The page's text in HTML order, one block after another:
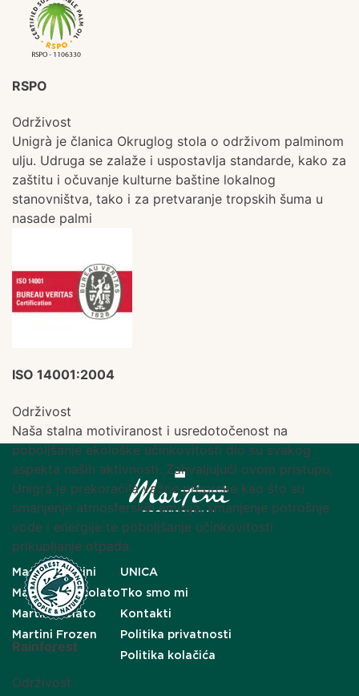
RSPO
Održivost
Unigrà je članica Okruglog stola o održivom palminom
ulju. Udruga se zalaže i uspostavlja standarde, kako za
zaštitu i očuvanje kulturne baštine lokalnog
stanovništva, tako i za pretvaranje tropskih šuma u
nasade palmi
ISO 14001:2004
Održivost
Naša stalna motiviranost i usredotočenost na
poboljšanje ekološke učinkovitosti dio su svakog
aspekta naših aktivnosti. Zahvaljujući ovom pristupu,
Unigrà je prekoračila važne prepreke kao što su
smanjenje atmosferskih emisija, smanjenje potrošnje
vode i energije te poboljšanje učinkovitosti
prikupljanje otpada.
Rainforest
Održivost
Master Martini
Martini Cioccolato
Martini Gelato
Martini Frozen
UNICA
Tko smo mi
Kontakti
Politika privatnosti
Politika kolačića